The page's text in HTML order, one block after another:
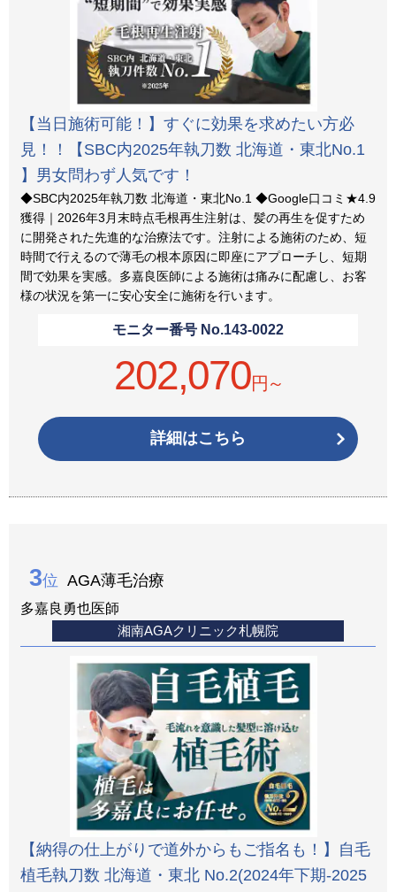
【当日施術可能！】すぐに効果を求めたい方必
見！！【SBC内2025年執刀数 北海道・東北No.1
】男女問わず人気です！
◆SBC内2025年執刀数 北海道・東北No.1 ◆Google口コミ★4.9
獲得｜2026年3月末時点毛根再生注射は、髪の再生を促すため
に開発された先進的な治療法です。注射による施術のため、短
時間で行えるので薄毛の根本原因に即座にアプローチし、短期
間で効果を実感。多嘉良医師による施術は痛みに配慮し、お客
様の状況を第一に安心安全に施術を行います。
モニター番号 No.143-0022
202,070円～
詳細はこちら
3位 AGA薄毛治療
多嘉良勇也医師
湘南AGAクリニック札幌院
【納得の仕上がりで道外からもご指名も！】自毛
植毛執刀数 北海道・東北 No.2(2024年下期-2025